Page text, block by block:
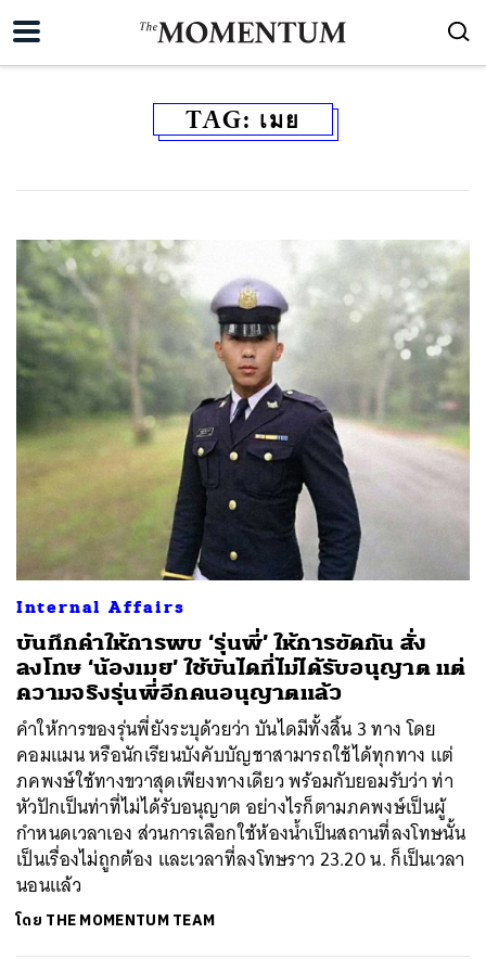
TAG: เมย
Internal Affairs
บันทึกคำให้การพบ ‘รุ่นพี่’ ให้การขัดกัน สั่ง
ลงโทษ ‘น้องเมย’ ใช้บันไดที่ไม่ได้รับอนุญาต แต่
ความจริงรุ่นพี่อีกคนอนุญาตแล้ว
คำให้การของรุ่นพี่ยังระบุด้วยว่า บันไดมีทั้งสิ้น 3 ทาง โดย
คอมแมน หรือนักเรียนบังคับบัญชาสามารถใช้ได้ทุกทาง แต่
ภคพงษ์ใช้ทางขวาสุดเพียงทางเดียว พร้อมกับยอมรับว่า ท่า
หัวปักเป็นท่าที่ไม่ได้รับอนุญาต อย่างไรก็ตามภคพงษ์เป็นผู้
กำหนดเวลาเอง ส่วนการเลือกใช้ห้องน้ำเป็นสถานที่ลงโทษนั้น
เป็นเรื่องไม่ถูกต้อง และเวลาที่ลงโทษราว 23.20 น. ก็เป็นเวลา
นอนแล้ว
โดย THE MOMENTUM TEAM
ค้นหา